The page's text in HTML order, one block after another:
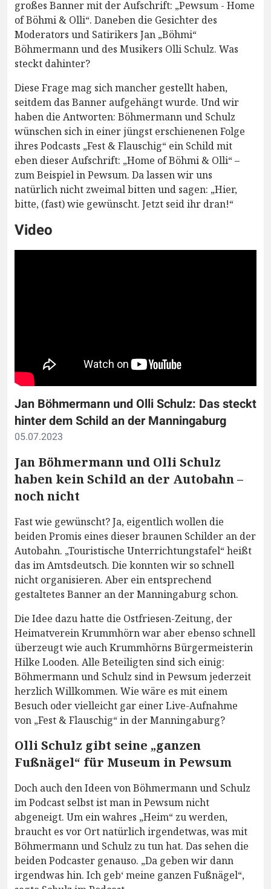
großes Banner mit der Aufschrift: „Pewsum - Home
of Böhmi & Olli“. Daneben die Gesichter des
Moderators und Satirikers Jan „Böhmi“
Böhmermann und des Musikers Olli Schulz. Was
steckt dahinter?
Diese Frage mag sich mancher gestellt haben,
seitdem das Banner aufgehängt wurde. Und wir
haben die Antworten: Böhmermann und Schulz
wünschen sich in einer jüngst erschienenen Folge
ihres Podcasts „Fest & Flauschig“ ein Schild mit
eben dieser Aufschrift: „Home of Böhmi & Olli“ –
zum Beispiel in Pewsum. Da lassen wir uns
natürlich nicht zweimal bitten und sagen: „Hier,
bitte, (fast) wie gewünscht. Jetzt seid ihr dran!“
Video
Jan Böhmermann und Olli Schulz: Das steckt
hinter dem Schild an der Manningaburg
05.07.2023
Jan Böhmermann und Olli Schulz
haben kein Schild an der Autobahn –
noch nicht
Fast wie gewünscht? Ja, eigentlich wollen die
beiden Promis eines dieser braunen Schilder an der
Autobahn. „Touristische Unterrichtungstafel“ heißt
das im Amtsdeutsch. Die konnten wir so schnell
nicht organisieren. Aber ein entsprechend
gestaltetes Banner an der Manningaburg schon.
Die Idee dazu hatte die Ostfriesen-Zeitung, der
Heimatverein Krummhörn war aber ebenso schnell
überzeugt wie auch Krummhörns Bürgermeisterin
Hilke Looden. Alle Beteiligten sind sich einig:
Böhmermann und Schulz sind in Pewsum jederzeit
herzlich Willkommen. Wie wäre es mit einem
Besuch oder vielleicht gar einer Live-Aufnahme
von „Fest & Flauschig“ in der Manningaburg?
Olli Schulz gibt seine „ganzen
Fußnägel“ für Museum in Pewsum
Doch auch den Ideen von Böhmermann und Schulz
im Podcast selbst ist man in Pewsum nicht
abgeneigt. Um ein wahres „Heim“ zu werden,
braucht es vor Ort natürlich irgendetwas, was mit
Böhmermann und Schulz zu tun hat. Das sehen die
beiden Podcaster genauso. „Da geben wir dann
irgendwas hin. Ich geb‘ meine ganzen Fußnägel“,